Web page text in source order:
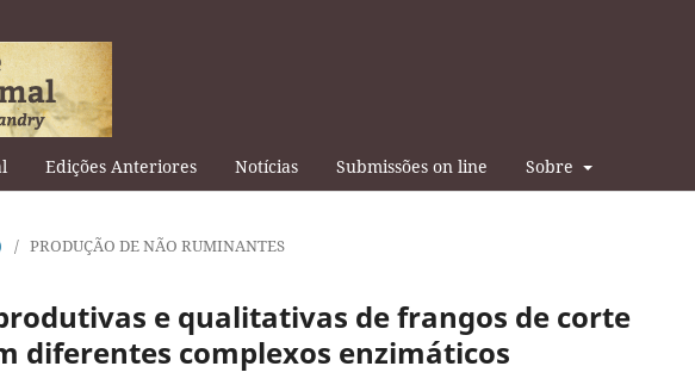
Edições Anteriores Notícias Submissões on line Sobre
/ PRODUÇÃO DE NÃO RUMINANTES
e qualitativas de frangos de corte
diferentes complexos enzimáticos